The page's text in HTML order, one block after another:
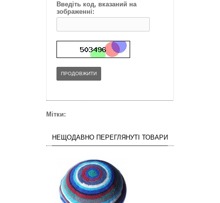
Введіть код, вказаний на
зображенні:
ПРОДОВЖИТИ
Мітки:
НЕЩОДАВНО ПЕРЕГЛЯНУТІ ТОВАРИ